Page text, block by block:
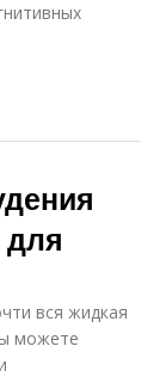
вся жидкая
можете